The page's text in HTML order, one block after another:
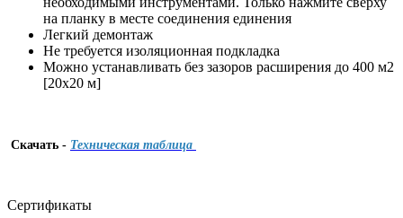
на планку в месте соединения единения
Легкий демонтаж
Не требуется изоляционная подкладка
Можно устанавливать без зазоров расширения до 400 м2
[20x20 м]
Скачать - Техническая таблица
Сертификаты